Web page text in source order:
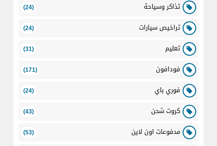
تذاكر وسياحة (24)
تراخيص سيارات (24)
تعليم (31)
فودافون (171)
فوري باي (24)
كروت شحن (43)
مدفوعات اون لاين (53)